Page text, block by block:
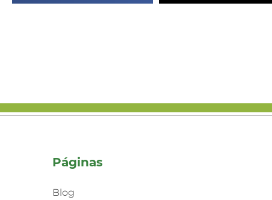
Páginas
Blog